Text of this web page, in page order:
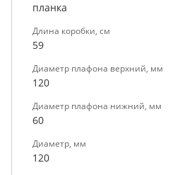
планка
Длина коробки, см
59
Диаметр плафона верхний, мм
120
Диаметр плафона нижний, мм
60
Диаметр, мм
120